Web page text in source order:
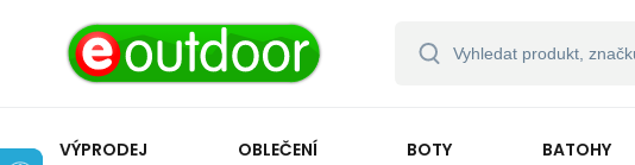
VÝPRODEJ OBLEČENÍ BOTY BATOHY